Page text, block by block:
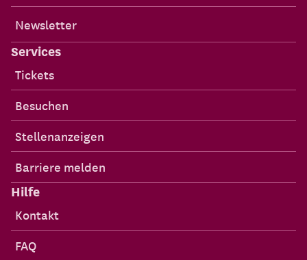
Newsletter
Services
Tickets
Besuchen
Stellenanzeigen
Barriere melden
Hilfe
Kontakt
FAQ